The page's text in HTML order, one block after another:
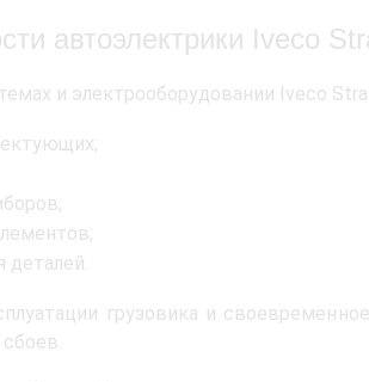
автоэлектрики Iveco
и электрооборудовании Iveco
деталей.
грузовика и